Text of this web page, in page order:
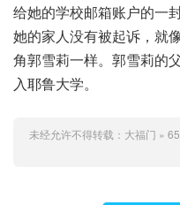
给她的学校邮箱账户的一
她的家人没有被起诉，就
角郭雪莉一样。郭雪莉的
入耶鲁大学。
未经允许不得转载： 大福门 »